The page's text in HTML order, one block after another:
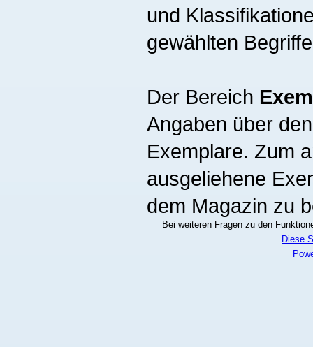
und
gewählten
Der Bereich
Angaben über
Exemplare. Zum
ausgeliehene
dem Magazin zu
Bei weiteren Fragen zu den
Diese